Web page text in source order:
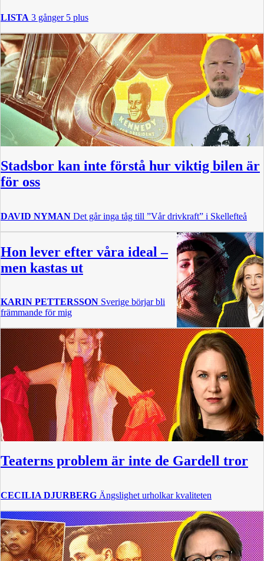
LISTA 3 gånger 5 plus
Stadsbor kan inte förstå hur viktig bilen är
för oss
DAVID NYMAN Det går inga tåg till ”Vår drivkraft” i Skellefteå
Hon lever efter våra ideal –
men kastas ut
KARIN PETTERSSON Sverige börjar bli
främmande för mig
Teaterns problem är inte de Gardell tror
CECILIA DJURBERG Ängslighet urholkar kvaliteten